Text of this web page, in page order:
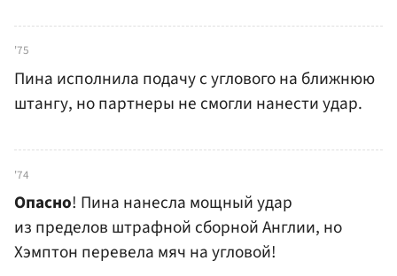
'75
Пина исполнила подачу с углового на ближнюю
штангу, но партнеры не смогли нанести удар.
'74
Опасно! Пина нанесла мощный удар
из пределов штрафной сборной Англии, но
Хэмптон перевела мяч на угловой!